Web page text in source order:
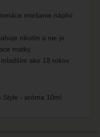
miešanie náplní
nikotín a nie je
matky.
ako 18 rokov.
Style - aróma 10ml